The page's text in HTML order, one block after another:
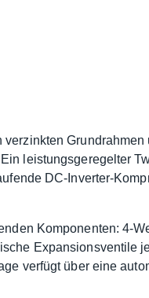
leistungsgeregelter
DC-Inverter-
Komponenten: 4-
Expansionsventile
verfügt über eine